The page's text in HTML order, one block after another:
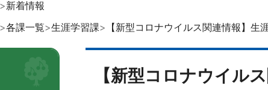
新着情報
各課一覧 生涯学習課 【新型コロナウイルス関連情報】生
【新型コロナウイル